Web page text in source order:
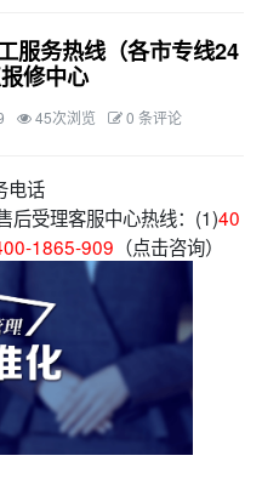
服务热线（各市专线24
修中心
45次浏览 0 条评论
电话
后受理客服中心热线：(1)40
1865-909 （点击咨询）